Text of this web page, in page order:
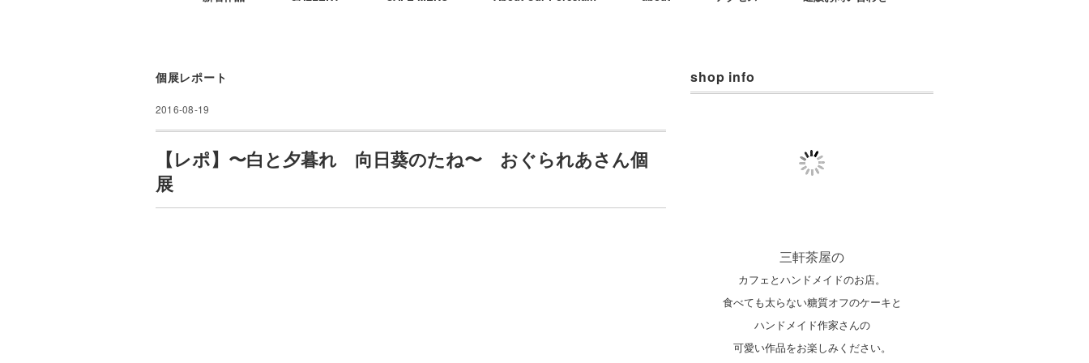
個展レポート
2016-08-19
【レポ】〜白と夕暮れ 向日葵のたね〜 おぐられあさん個
展
shop info
三軒茶屋の
カフェとハンドメイドのお店。
食べても太らない糖質オフのケーキと
ハンドメイド作家さんの
可愛い作品をお楽しみください。